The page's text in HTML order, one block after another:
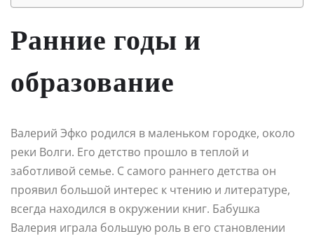
Ранние годы и
образование
Валерий Эфко родился в маленьком городке, около
реки Волги. Его детство прошло в теплой и
заботливой семье. С самого раннего детства он
проявил большой интерес к чтению и литературе,
всегда находился в окружении книг. Бабушка
Валерия играла большую роль в его становлении